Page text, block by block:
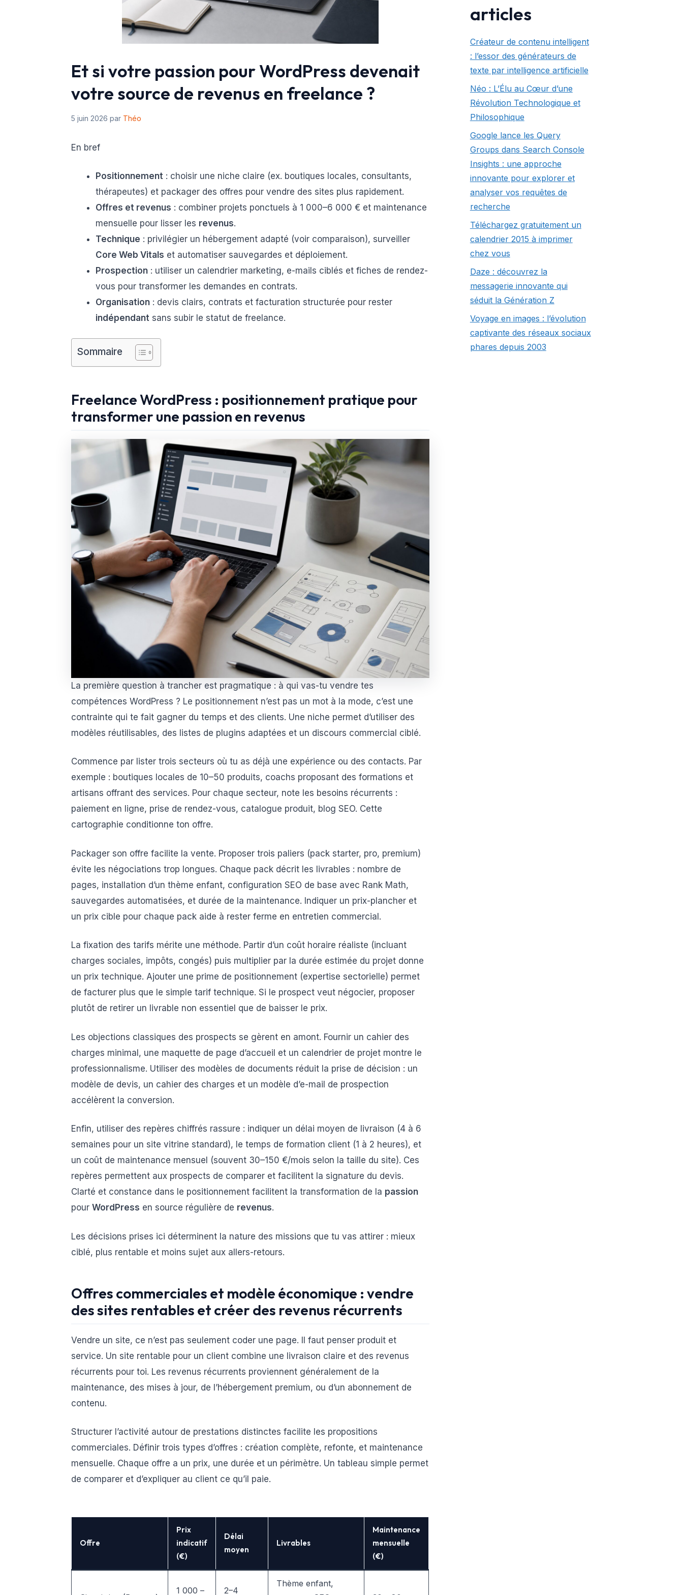
Et si votre passion pour WordPress devenait
votre source de revenus en freelance ?
5 juin 2026 par Théo
En bref
Positionnement : choisir une niche claire (ex. boutiques locales, consultants,
thérapeutes) et packager des offres pour vendre des sites plus rapidement.
Offres et revenus : combiner projets ponctuels à 1 000–6 000 € et maintenance
mensuelle pour lisser les revenus.
Technique : privilégier un hébergement adapté (voir comparaison), surveiller
Core Web Vitals et automatiser sauvegardes et déploiement.
Prospection : utiliser un calendrier marketing, e-mails ciblés et fiches de rendez-
vous pour transformer les demandes en contrats.
Organisation : devis clairs, contrats et facturation structurée pour rester
indépendant sans subir le statut de freelance.
Sommaire
Freelance WordPress : positionnement pratique pour
transformer une passion en revenus
La première question à trancher est pragmatique : à qui vas-tu vendre tes
compétences WordPress ? Le positionnement n’est pas un mot à la mode, c’est une
contrainte qui te fait gagner du temps et des clients. Une niche permet d’utiliser des
modèles réutilisables, des listes de plugins adaptées et un discours commercial ciblé.
Commence par lister trois secteurs où tu as déjà une expérience ou des contacts. Par
exemple : boutiques locales de 10–50 produits, coachs proposant des formations et
artisans offrant des services. Pour chaque secteur, note les besoins récurrents :
paiement en ligne, prise de rendez-vous, catalogue produit, blog SEO. Cette
cartographie conditionne ton offre.
Packager son offre facilite la vente. Proposer trois paliers (pack starter, pro, premium)
évite les négociations trop longues. Chaque pack décrit les livrables : nombre de
pages, installation d’un thème enfant, configuration SEO de base avec Rank Math,
sauvegardes automatisées, et durée de la maintenance. Indiquer un prix-plancher et
un prix cible pour chaque pack aide à rester ferme en entretien commercial.
La fixation des tarifs mérite une méthode. Partir d’un coût horaire réaliste (incluant
charges sociales, impôts, congés) puis multiplier par la durée estimée du projet donne
un prix technique. Ajouter une prime de positionnement (expertise sectorielle) permet
de facturer plus que le simple tarif technique. Si le prospect veut négocier, proposer
plutôt de retirer un livrable non essentiel que de baisser le prix.
Les objections classiques des prospects se gèrent en amont. Fournir un cahier des
charges minimal, une maquette de page d’accueil et un calendrier de projet montre le
professionnalisme. Utiliser des modèles de documents réduit la prise de décision : un
modèle de devis, un cahier des charges et un modèle d’e-mail de prospection
accélèrent la conversion.
Enfin, utiliser des repères chiffrés rassure : indiquer un délai moyen de livraison (4 à 6
semaines pour un site vitrine standard), le temps de formation client (1 à 2 heures), et
un coût de maintenance mensuel (souvent 30–150 €/mois selon la taille du site). Ces
repères permettent aux prospects de comparer et facilitent la signature du devis.
Clarté et constance dans le positionnement facilitent la transformation de la passion
pour WordPress en source régulière de revenus.
Les décisions prises ici déterminent la nature des missions que tu vas attirer : mieux
ciblé, plus rentable et moins sujet aux allers-retours.
Offres commerciales et modèle économique : vendre
des sites rentables et créer des revenus récurrents
Vendre un site, ce n’est pas seulement coder une page. Il faut penser produit et
service. Un site rentable pour un client combine une livraison claire et des revenus
récurrents pour toi. Les revenus récurrents proviennent généralement de la
maintenance, des mises à jour, de l’hébergement premium, ou d’un abonnement de
contenu.
Structurer l’activité autour de prestations distinctes facilite les propositions
commerciales. Définir trois types d’offres : création complète, refonte, et maintenance
mensuelle. Chaque offre a un prix, une durée et un périmètre. Un tableau simple permet
de comparer et d’expliquer au client ce qu’il paie.
Offre
Prix
indicatif
(€)
Délai
moyen
Livrables
Maintenance
mensuelle
(€)
1 000 – 2–4
Thème enfant,
articles
Créateur de contenu intelligent
: l’essor des générateurs de
texte par intelligence artificielle
Néo : L’Élu au Cœur d’une
Révolution Technologique et
Philosophique
Google lance les Query
Groups dans Search Console
Insights : une approche
innovante pour explorer et
analyser vos requêtes de
recherche
Téléchargez gratuitement un
calendrier 2015 à imprimer
chez vous
Daze : découvrez la
messagerie innovante qui
séduit la Génération Z
Voyage en images : l’évolution
captivante des réseaux sociaux
phares depuis 2003